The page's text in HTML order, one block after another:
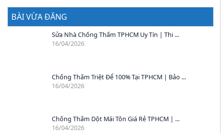
BÀI VỪA ĐĂNG
Sửa Nhà Chống Thấm TPHCM Uy Tín | Thi ...
16/04/2026
Chống Thấm Triệt Để 100% Tại TPHCM | Bảo ...
16/04/2026
Chống Thấm Dột Mái Tôn Giá Rẻ TPHCM | ...
16/04/2026